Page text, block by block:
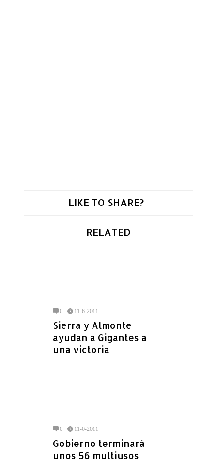
LIKE TO SHARE?
RELATED
0 11-6-2011
Sierra y Almonte
ayudan a Gigantes a
una victoria
0 11-6-2011
Gobierno terminará
unos 56 multiusos